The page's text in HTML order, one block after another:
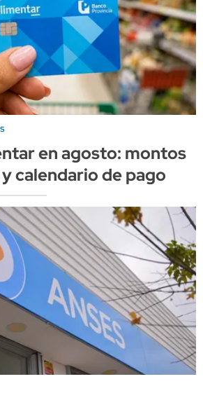
en agosto: montos
calendario de pago